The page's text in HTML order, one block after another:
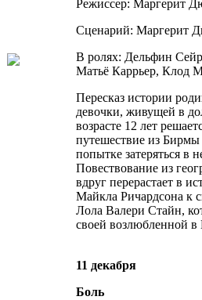
Режиссер: Маргерит
Сценарий: Маргерит
В ролях: Дельфин
Матьё Каррьер, Клод
Пересказ истории
девочки, живущей в
возрасте 12 лет
путешествие из
попытке затеряться в
Повествование из
вдруг перерастает в
Майкла Ричардсона к
Лола Валери Стайн,
своей возлюбленной
11 декабря
Боль